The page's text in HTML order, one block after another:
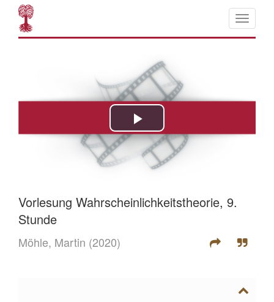
Vorlesung Wahrscheinlichkeitstheorie, 9.
Stunde
Möhle, Martin (2020)